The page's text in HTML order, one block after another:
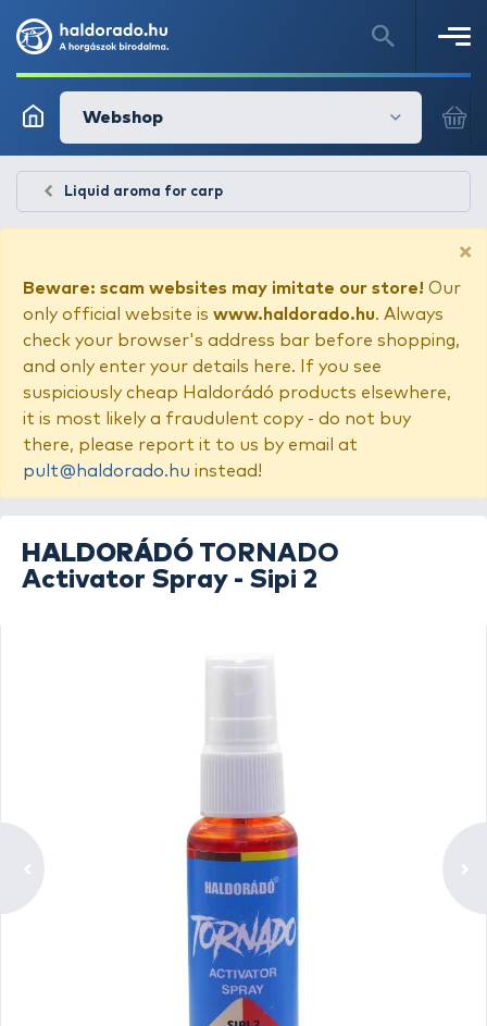
Webshop
Liquid aroma for carp
×
Beware: scam websites may imitate our store! Our
only official website is www.haldorado.hu. Always
check your browser's address bar before shopping,
and only enter your details here. If you see
suspiciously cheap Haldorádó products elsewhere,
it is most likely a fraudulent copy - do not buy
there, please report it to us by email at
pult@haldorado.hu instead!
HALDORÁDÓ TORNADO
Activator Spray - Sipi 2